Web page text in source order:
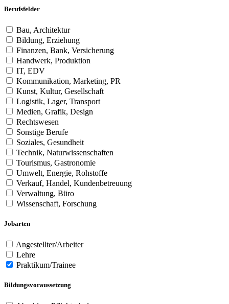
Berufsfelder
Bau, Architektur
Bildung, Erziehung
Finanzen, Bank, Versicherung
Handwerk, Produktion
IT, EDV
Kommunikation, Marketing, PR
Kunst, Kultur, Gesellschaft
Logistik, Lager, Transport
Medien, Grafik, Design
Rechtswesen
Sonstige Berufe
Soziales, Gesundheit
Technik, Naturwissenschaften
Tourismus, Gastronomie
Umwelt, Energie, Rohstoffe
Verkauf, Handel, Kundenbetreuung
Verwaltung, Büro
Wissenschaft, Forschung
Jobarten
Angestellter/Arbeiter
Lehre
Praktikum/Trainee
Bildungsvoraussetzung